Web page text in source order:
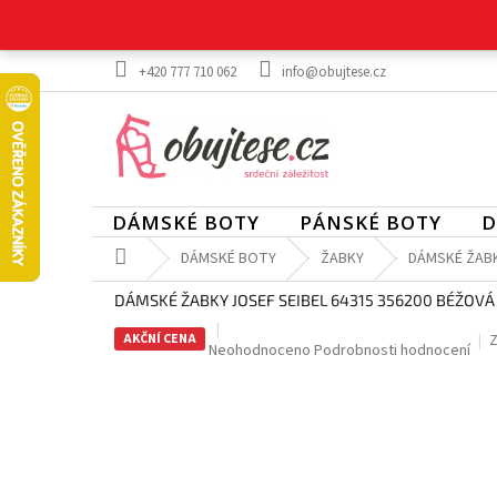
obsah
+420 777 710 062 info@obujtese.cz
DÁMSKÉ BOTY PÁNSKÉ BOTY
Domů DÁMSKÉ BOTY ŽABKY DÁMSKÉ
DÁMSKÉ ŽABKY JOSEF SEIBEL 64315 356200 BÉŽOVÁ
AKČNÍ CENA
Průměrné
Neohodnoceno Podrobnosti hodnocení